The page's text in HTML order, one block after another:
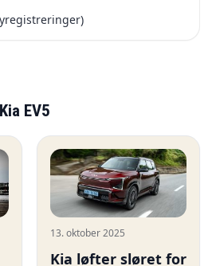
EV5
13. oktober 2025
Kia løfter sløret for